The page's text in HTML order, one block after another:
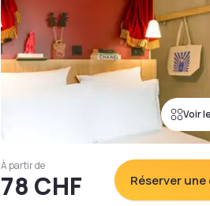
Voir
À partir de
78 CHF Réserver